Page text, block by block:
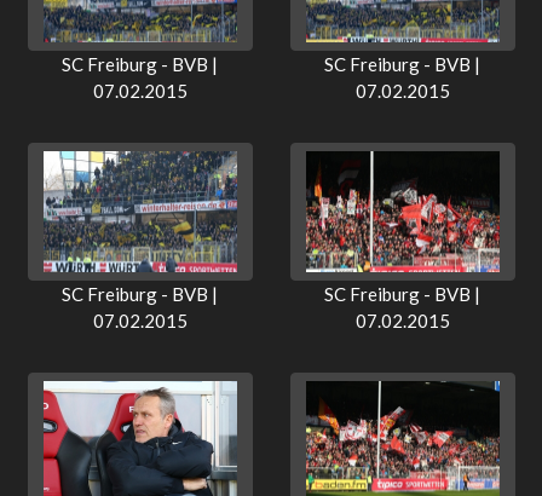
SC Freiburg - BVB |
07.02.2015
SC Freiburg - BVB |
07.02.2015
SC Freiburg - BVB |
07.02.2015
SC Freiburg - BVB |
07.02.2015